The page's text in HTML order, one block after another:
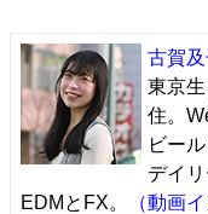
古賀
東京
住。
ビー
デイ
EDMとFX。
（動画